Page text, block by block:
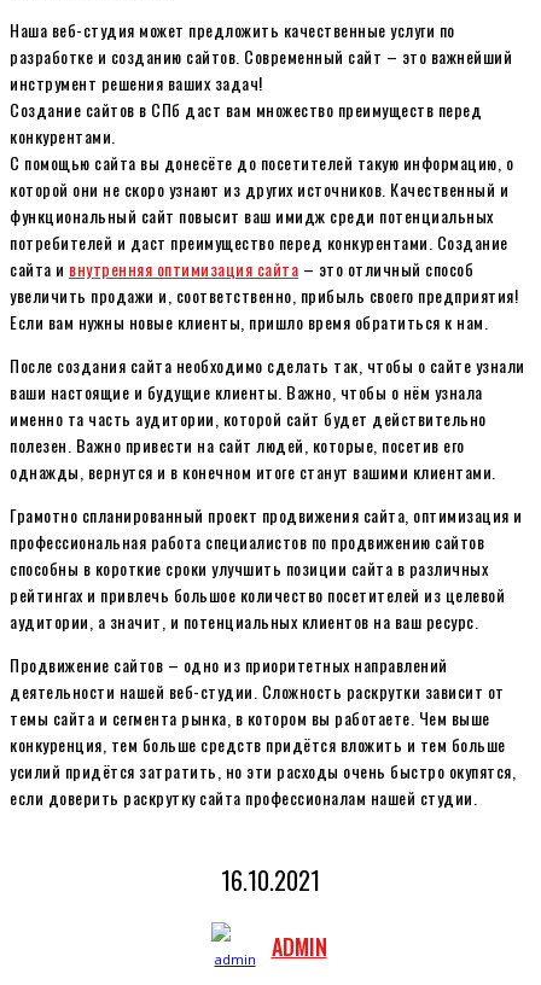
Наша веб-студия может предложить качественные услуги по
разработке и созданию сайтов. Современный сайт – это важнейший
инструмент решения ваших задач!
Создание сайтов в СПб даст вам множество преимуществ перед
конкурентами.
С помощью сайта вы донесёте до посетителей такую информацию, о
которой они не скоро узнают из других источников. Качественный и
функциональный сайт повысит ваш имидж среди потенциальных
потребителей и даст преимущество перед конкурентами. Создание
сайта и внутренняя оптимизация сайта – это отличный способ
увеличить продажи и, соответственно, прибыль своего предприятия!
Если вам нужны новые клиенты, пришло время обратиться к нам.
После создания сайта необходимо сделать так, чтобы о сайте узнали
ваши настоящие и будущие клиенты. Важно, чтобы о нём узнала
именно та часть аудитории, которой сайт будет действительно
полезен. Важно привести на сайт людей, которые, посетив его
однажды, вернутся и в конечном итоге станут вашими клиентами.
Грамотно спланированный проект продвижения сайта, оптимизация и
профессиональная работа специалистов по продвижению сайтов
способны в короткие сроки улучшить позиции сайта в различных
рейтингах и привлечь большое количество посетителей из целевой
аудитории, а значит, и потенциальных клиентов на ваш ресурс.
Продвижение сайтов – одно из приоритетных направлений
деятельности нашей веб-студии. Сложность раскрутки зависит от
темы сайта и сегмента рынка, в котором вы работаете. Чем выше
конкуренция, тем больше средств придётся вложить и тем больше
усилий придётся затратить, но эти расходы очень быстро окупятся,
если доверить раскрутку сайта профессионалам нашей студии.
16.10.2021
ADMIN